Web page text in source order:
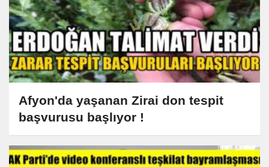
Afyon'da yaşanan Zirai don tespit
başvurusu başlıyor !